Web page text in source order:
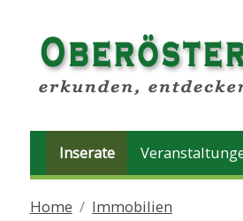
Inserate
Home Immobilien